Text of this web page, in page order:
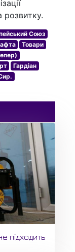
розвитку.
Союз
Товари
Гардіан
підходить